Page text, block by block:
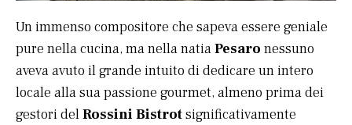
Un immenso compositore che sapeva essere geniale
pure nella cucina, ma nella natiaPesaro nessuno
aveva avuto il grande intuito di dedicare un intero
locale alla sua passione gourmet, almeno prima dei
gestori delRossini Bistrotsignificativamente